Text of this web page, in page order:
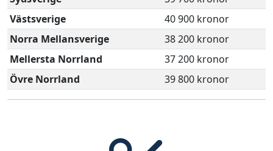
Västsverige
40 900 kronor
Norra Mellansverige
38 200 kronor
Mellersta Norrland
37 200 kronor
Övre Norrland
39 800 kronor